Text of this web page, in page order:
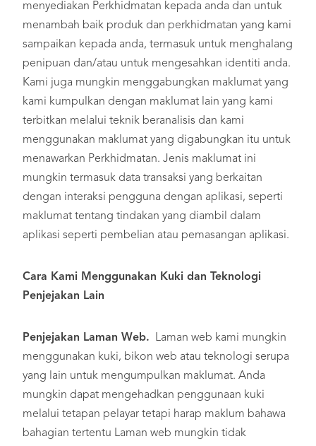
menyediakan Perkhidmatan kepada anda dan untuk
menambah baik produk dan perkhidmatan yang kami
sampaikan kepada anda, termasuk untuk menghalang
penipuan dan/atau untuk mengesahkan identiti anda.
Kami juga mungkin menggabungkan maklumat yang
kami kumpulkan dengan maklumat lain yang kami
terbitkan melalui teknik beranalisis dan kami
menggunakan maklumat yang digabungkan itu untuk
menawarkan Perkhidmatan. Jenis maklumat ini
mungkin termasuk data transaksi yang berkaitan
dengan interaksi pengguna dengan aplikasi, seperti
maklumat tentang tindakan yang diambil dalam
aplikasi seperti pembelian atau pemasangan aplikasi.
Cara Kami Menggunakan Kuki dan Teknologi
Penjejakan Lain
Penjejakan Laman Web. Laman web kami mungkin
menggunakan kuki, bikon web atau teknologi serupa
yang lain untuk mengumpulkan maklumat. Anda
mungkin dapat mengehadkan penggunaan kuki
melalui tetapan pelayar tetapi harap maklum bahawa
bahagian tertentu Laman web mungkin tidak